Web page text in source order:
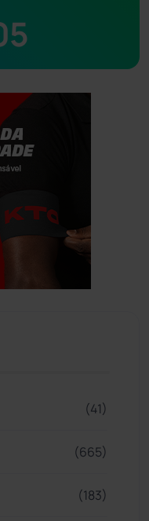
(41)
(665)
(183)